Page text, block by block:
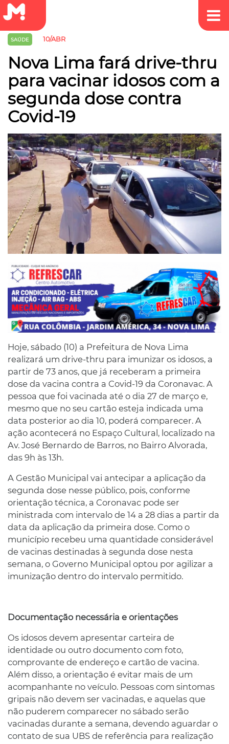
SAÚDE 10/ABR
Nova Lima fará drive-thru
para vacinar idosos com a
segunda dose contra
Covid-19
Hoje, sábado (10) a Prefeitura de Nova Lima
realizará um drive-thru para imunizar os idosos, a
partir de 73 anos, que já receberam a primeira
dose da vacina contra a Covid-19 da Coronavac. A
pessoa que foi vacinada até o dia 27 de março e,
mesmo que no seu cartão esteja indicada uma
data posterior ao dia 10, poderá comparecer. A
ação acontecerá no Espaço Cultural, localizado na
Av. José Bernardo de Barros, no Bairro Alvorada,
das 9h às 13h.
A Gestão Municipal vai antecipar a aplicação da
segunda dose nesse público, pois, conforme
orientação técnica, a Coronavac pode ser
ministrada com intervalo de 14 a 28 dias a partir da
data da aplicação da primeira dose. Como o
município recebeu uma quantidade considerável
de vacinas destinadas à segunda dose nesta
semana, o Governo Municipal optou por agilizar a
imunização dentro do intervalo permitido.
Documentação necessária e orientações
Os idosos devem apresentar carteira de
identidade ou outro documento com foto,
comprovante de endereço e cartão de vacina.
Além disso, a orientação é evitar mais de um
acompanhante no veículo. Pessoas com sintomas
gripais não devem ser vacinadas, e aquelas que
não puderem comparecer no sábado serão
vacinadas durante a semana, devendo aguardar o
contato de sua UBS de referência para realização